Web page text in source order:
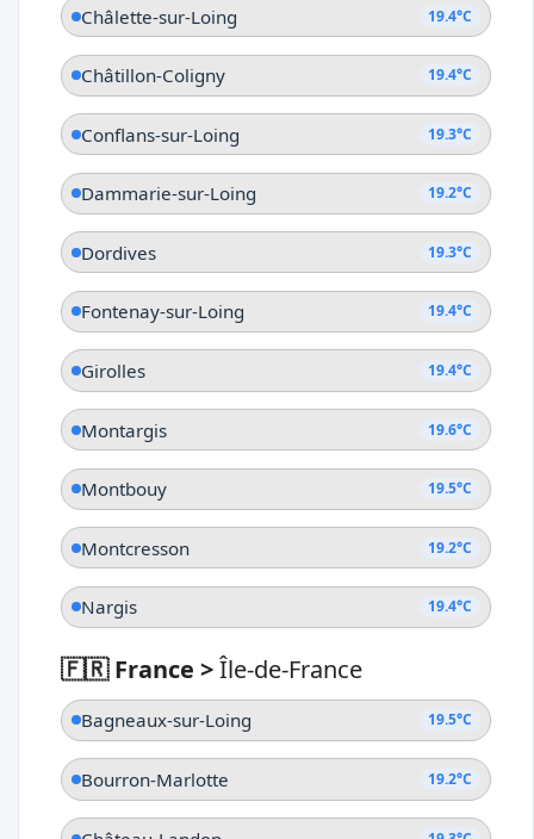
Châlette-sur-Loing 19.4°C
Châtillon-Coligny 19.4°C
Conflans-sur-Loing 19.3°C
Dammarie-sur-Loing 19.2°C
Dordives 19.3°C
Fontenay-sur-Loing 19.4°C
Girolles 19.4°C
Montargis 19.6°C
Montbouy 19.5°C
Montcresson 19.2°C
Nargis 19.4°C
🇫🇷 France >Île-de-France
Bagneaux-sur-Loing 19.5°C
Bourron-Marlotte 19.2°C